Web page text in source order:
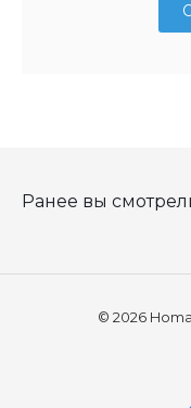
Ранее вы
© 2026